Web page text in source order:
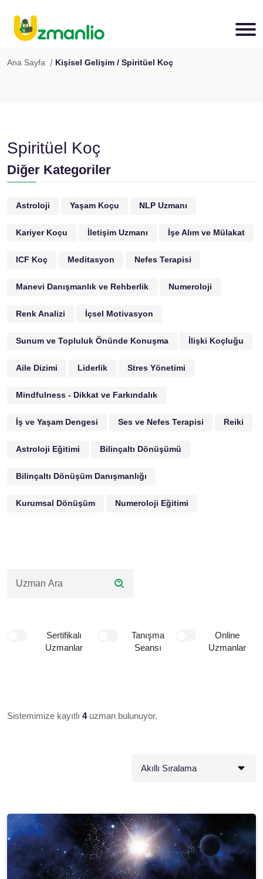
Ana Sayfa Kişisel Gelişim / Spiritüel Koç
Spiritüel Koç
Diğer Kategoriler
Astroloji Yaşam Koçu NLP Uzmanı
Kariyer Koçu İletişim Uzmanı İşe Alım ve Mülakat
ICF Koç Meditasyon Nefes Terapisi
Manevi Danışmanlık ve Rehberlik Numeroloji
Renk Analizi İçsel Motivasyon
Sunum ve Topluluk Önünde Konuşma İlişki Koçluğu
Aile Dizimi Liderlik Stres Yönetimi
Mindfulness - Dikkat ve Farkındalık
İş ve Yaşam Dengesi Ses ve Nefes Terapisi Reiki
Astroloji Eğitimi Bilinçaltı Dönüşümü
Bilinçaltı Dönüşüm Danışmanlığı
Kurumsal Dönüşüm Numeroloji Eğitimi
Sertifikalı
Uzmanlar
Tanışma
Seansı
Online
Uzmanlar
Sistemimize kayıtlı 4uzman bulunuyor.